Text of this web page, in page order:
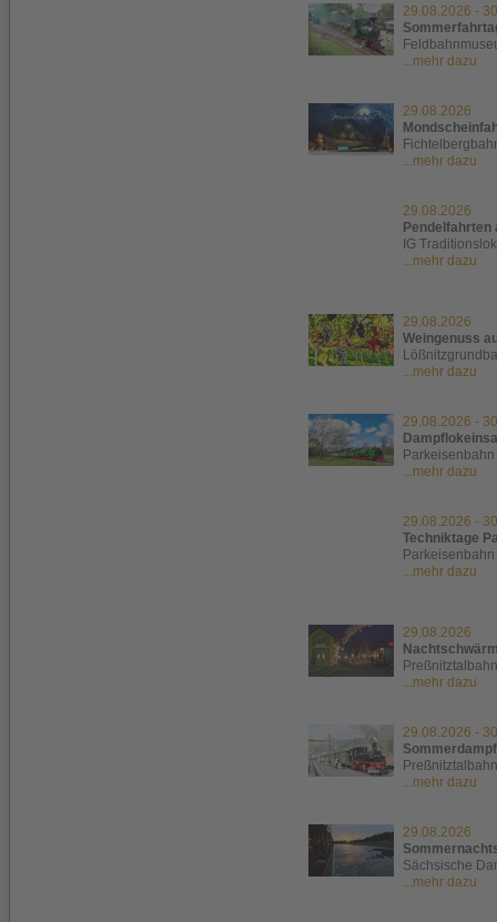
29.08.2026 -
...mehr dazu
29.08.2026
...mehr dazu
29.08.2026
Pendelfahrten
IG
...mehr dazu
29.08.2026
Weingenuss
...mehr dazu
29.08.2026 -
...mehr dazu
29.08.2026 -
Techniktage
...mehr dazu
29.08.2026
Preßnitztalbahn
...mehr dazu
29.08.2026 -
Sommerdampf
Preßnitztalbahn
...mehr dazu
29.08.2026
Sächsische
...mehr dazu